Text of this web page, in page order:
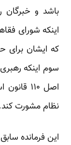
باشد و خبرگان
اینکه شورای
که ایشان برای
سوم اینکه
اصل
نظام مشورت
این فرمانده